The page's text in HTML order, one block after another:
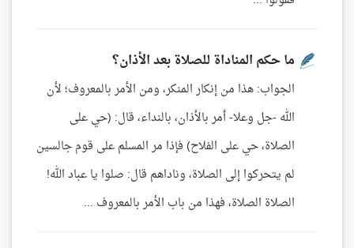
ما حكم المناداة للصلاة بعد الأذان؟
الجواب: هذا من إنكار المنكر، ومن الأمر بالمعروف؛ لأن
الله -جل وعلا- أمر بالأذان، بالنداء، قال: (حي على
الصلاة، حي على الفلاح) فإذا مر المسلم على قوم جالسين
لم يتحركوا إلى الصلاة، وناداهم قال: صلوا يا عباد الله!
الصلاة الصلاة، فهذا من باب الأمر بالمعروف ...